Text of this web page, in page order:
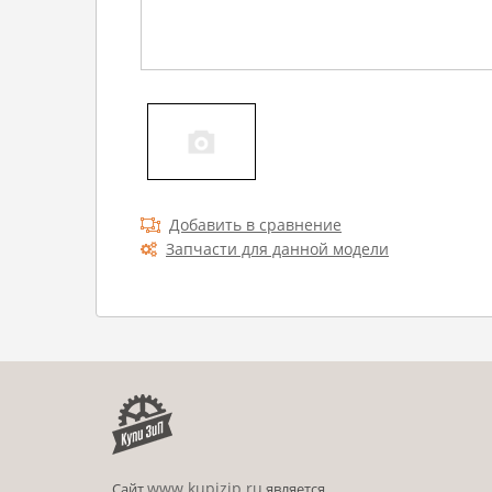
Добавить в сравнение
Запчасти для данной модели